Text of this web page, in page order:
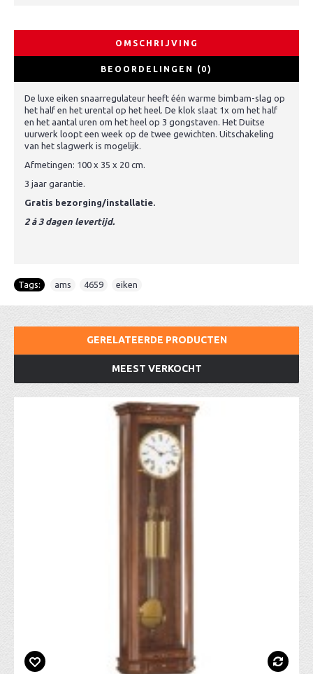
OMSCHRIJVING
BEOORDELINGEN (0)
De luxe eiken snaarregulateur heeft één warme bimbam-slag op
het half en het urental op het heel. De klok slaat 1x om het half
en het aantal uren om het heel op 3 gongstaven. Het Duitse
uurwerk loopt een week op de twee gewichten. Uitschakeling
van het slagwerk is mogelijk.
Afmetingen: 100 x 35 x 20 cm.
3 jaar garantie.
Gratis bezorging/installatie.
2 á 3 dagen levertijd.
Tags: ams 4659 eiken
GERELATEERDE PRODUCTEN
MEEST VERKOCHT